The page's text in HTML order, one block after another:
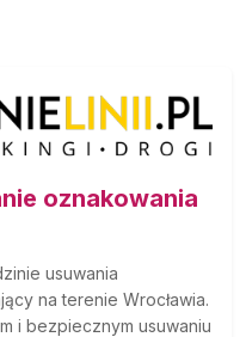
oznakowania
usuwania
na terenie Wrocławia.
i bezpiecznym usuwaniu